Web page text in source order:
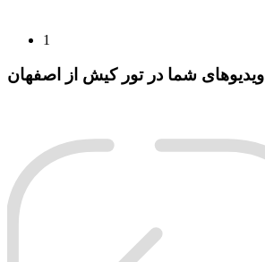
1
ویدیوهای شما در تور کیش از اصفهان